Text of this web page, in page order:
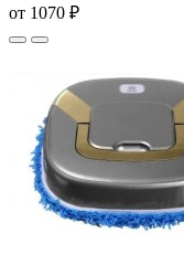
от 1070 ₽